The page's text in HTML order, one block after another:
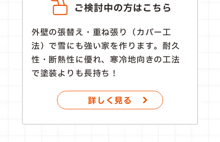
ご検討中の方はこちら
外壁の張替え・重ね張り（カバー工
法）で雪にも強い家を作ります。耐久
性・断熱性に優れ、寒冷地向きの工法
で塗装よりも長持ち！
詳しく見る